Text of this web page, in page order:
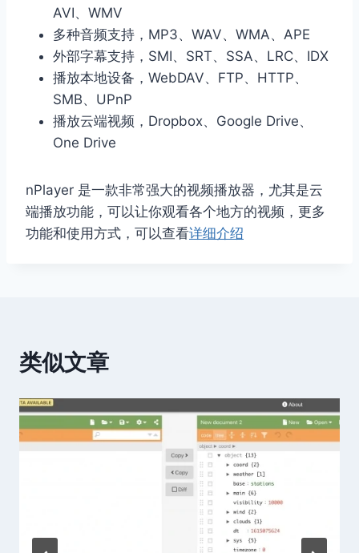
AVI、WMV
多种音频支持，MP3、WAV、WMA、APE
外部字幕支持，SMI、SRT、SSA、LRC、IDX
播放本地设备，WebDAV、FTP、HTTP、
SMB、UPnP
播放云端视频，Dropbox、Google Drive、
One Drive
nPlayer 是一款非常强大的视频播放器，尤其是云
端播放功能，可以让你观看各个地方的视频，更多
功能和使用方式，可以查看详细介绍
类似文章